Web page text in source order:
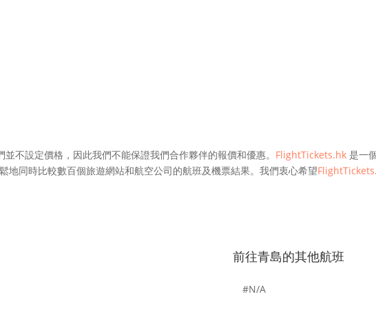
不設定價格，因此我們不能保證我們合作夥伴的報價和優惠。 FlightTickets.hk 是一
地同時比較數百個旅遊網站和航空公司的航班及機票結果。我們衷心希望
前往青島的其他航班
#N/A